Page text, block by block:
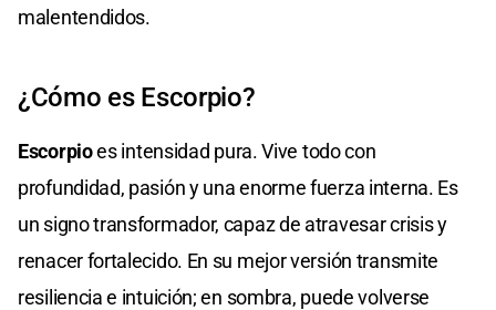
malentendidos.
¿Cómo es Escorpio?
Escorpioes intensidad pura. Vive todo con
profundidad, pasión y una enorme fuerza interna. Es
un signo transformador, capaz de atravesar crisis y
renacer fortalecido. En su mejor versión transmite
resiliencia e intuición; en sombra, puede volverse